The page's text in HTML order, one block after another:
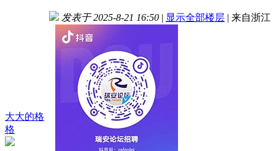
大大的格
格
发表于 2025-8-21 16:50 | 显示全部楼层 | 来自浙江